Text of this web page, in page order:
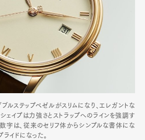
ルステップベゼルがスリムになり、エレガントな
ェイプは力強さとストラップへのラインを強調す
数字は、従来のセリフ体からシンプルな書体にな
ライドになった。